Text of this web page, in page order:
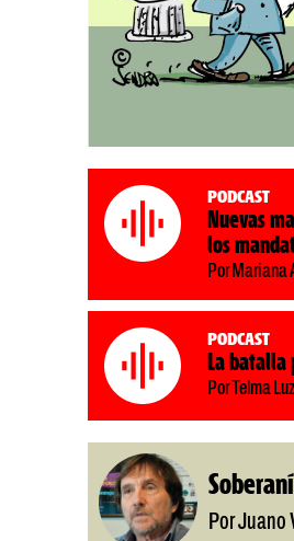
Podcast
Nuevas
los
Por Mariana
Podcast
La batalla
Por Telma
Por Juano